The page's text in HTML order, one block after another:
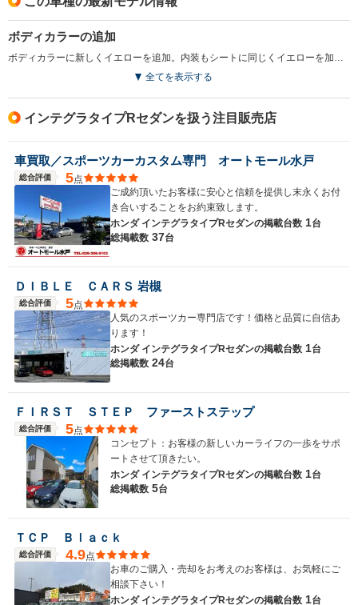
ボディカラーの追加
ボディカラーに新しくイエローを追加。内装もシートに同じくイエローを加えるなど、カラーバリエーションを強化した。(1999.7)
全てを表示する
インテグラタイプRセダンを扱う注目販売店
車買取／スポーツカーカスタム専門 オートモール水戸
総合評価 5点
ご成約頂いたお客様に安心と信頼を提供し末永くお付
き合いすることをお約束致します。
ホンダ インテグラタイプRセダンの掲載台数 1台
総掲載数 37台
ＤＩＢＬＥ ＣＡＲＳ 岩槻
総合評価 5点
人気のスポーツカー専門店です！価格と品質に自信あ
ります！
ホンダ インテグラタイプRセダンの掲載台数 1台
総掲載数 24台
ＦＩＲＳＴ ＳＴＥＰ ファーストステップ
総合評価 5点
コンセプト：お客様の新しいカーライフの一歩をサポ
ートさせて頂きたい。
ホンダ インテグラタイプRセダンの掲載台数 1台
総掲載数 5台
ＴＣＰ Ｂｌａｃｋ
総合評価 4.9点
お車のご購入・売却をお考えのお客様は、お気軽にご
相談下さい！
ホンダ インテグラタイプRセダンの掲載台数 1台